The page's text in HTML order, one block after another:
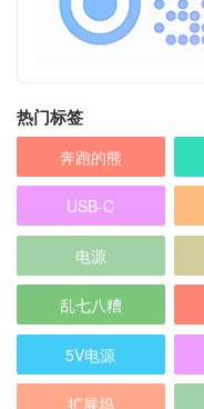
热门标签
奔跑的熊
USB-C
电源
乱七八糟
5V电源
扩展坞